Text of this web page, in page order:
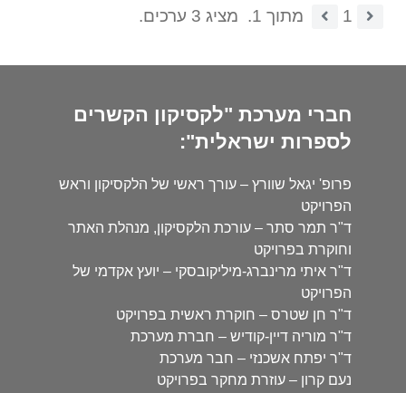
1 מתוך 1. מציג 3 ערכים.
חברי מערכת "לקסיקון הקשרים
לספרות ישראלית":
פרופ' יגאל שוורץ – עורך ראשי של הלקסיקון וראש
הפרויקט
ד"ר תמר סתר – עורכת הלקסיקון, מנהלת האתר
וחוקרת בפרויקט
ד"ר איתי מרינברג-מיליקובסקי – יועץ אקדמי של
הפרויקט
ד"ר חן שטרס – חוקרת ראשית בפרויקט
ד"ר מוריה דיין-קודיש – חברת מערכת
ד"ר יפתח אשכנזי – חבר מערכת
נעם קרון – עוזרת מחקר בפרויקט